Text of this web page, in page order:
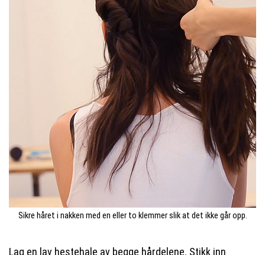
Sikre håret i nakken med en eller to klemmer slik at det ikke går opp.
Lag en lav hestehale av begge hårdelene. Stikk inn